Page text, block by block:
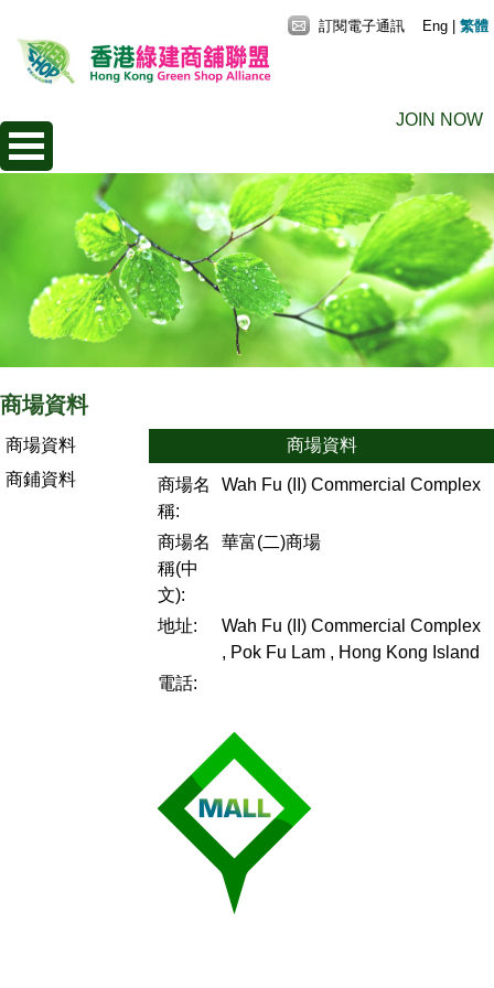
JOIN NOW
訂閱電子通訊 Eng 繁體
商場資料
商場資料
商鋪資料
商場資料
商場名
稱:
Wah Fu (II) Commercial Complex
商場名
稱(中
文):
華富(二)商場
地址:
Wah Fu (II) Commercial Complex
, Pok Fu Lam , Hong Kong Island
電話: